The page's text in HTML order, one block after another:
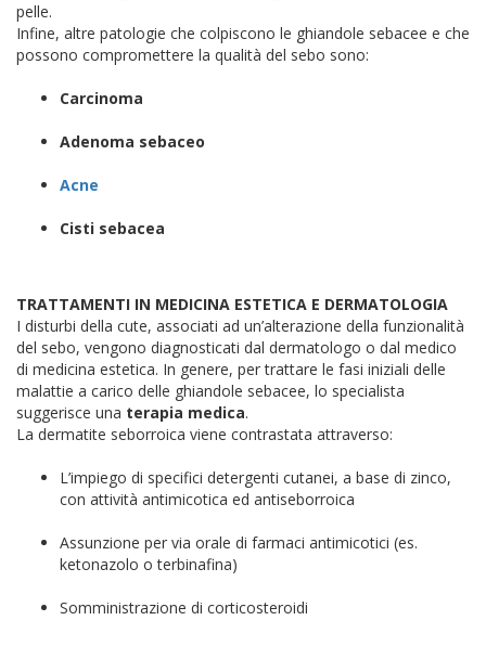
pelle.
Infine, altre patologie che colpiscono le ghiandole sebacee e che
possono compromettere la qualità del sebo sono:
Carcinoma
Adenoma sebaceo
Acne
Cisti sebacea
TRATTAMENTI IN MEDICINA ESTETICA E DERMATOLOGIA
I disturbi della cute, associati ad un’alterazione della funzionalità
del sebo, vengono diagnosticati dal dermatologo o dal medico
di medicina estetica. In genere, per trattare le fasi iniziali delle
malattie a carico delle ghiandole sebacee, lo specialista
suggerisce una terapia medica.
La dermatite seborroica viene contrastata attraverso:
L’impiego di specifici detergenti cutanei, a base di zinco,
con attività antimicotica ed antiseborroica
Assunzione per via orale di farmaci antimicotici (es.
ketonazolo o terbinafina)
Somministrazione di corticosteroidi